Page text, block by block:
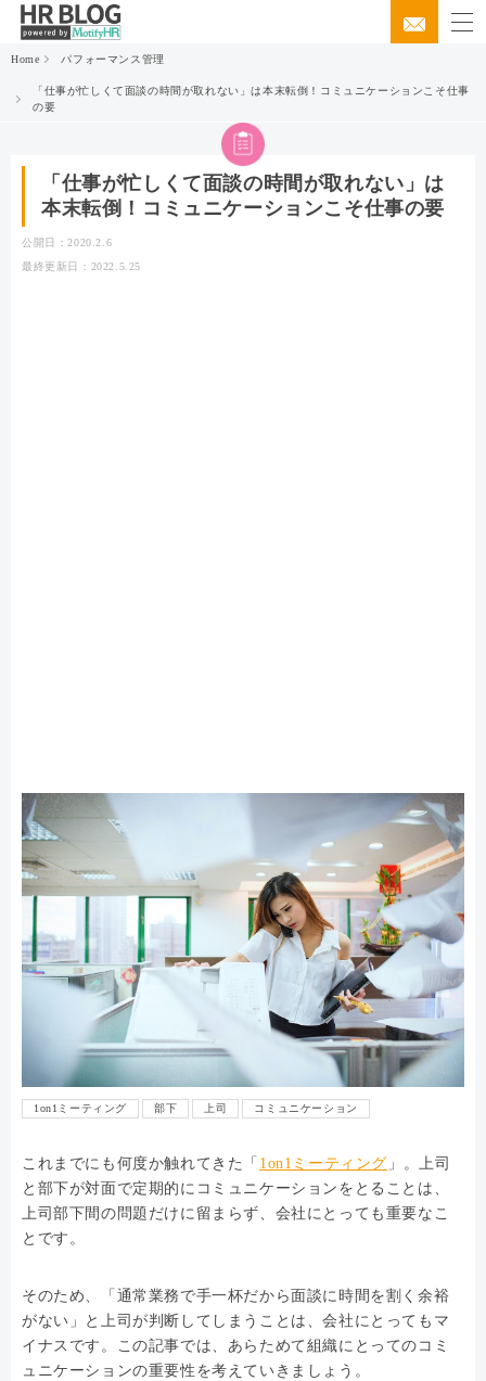
Home パフォーマンス管理
「仕事が忙しくて面談の時間が取れない」は本末転倒！コミュニケーションこそ仕事
の要
「仕事が忙しくて面談の時間が取れない」は
本末転倒！コミュニケーションこそ仕事の要
公開日：2020.2.6
最終更新日：2022.5.25
1on1ミーティング 部下 上司 コミュニケーション
これまでにも何度か触れてきた「 1on1ミーティング 」。上司
と部下が対面で定期的にコミュニケーションをとることは、
上司部下間の問題だけに留まらず、会社にとっても重要なこ
とです。
そのため、「通常業務で手一杯だから面談に時間を割く余裕
がない」と上司が判断してしまうことは、会社にとってもマ
イナスです。この記事では、あらためて組織にとってのコミ
ュニケーションの重要性を考えていきましょう。